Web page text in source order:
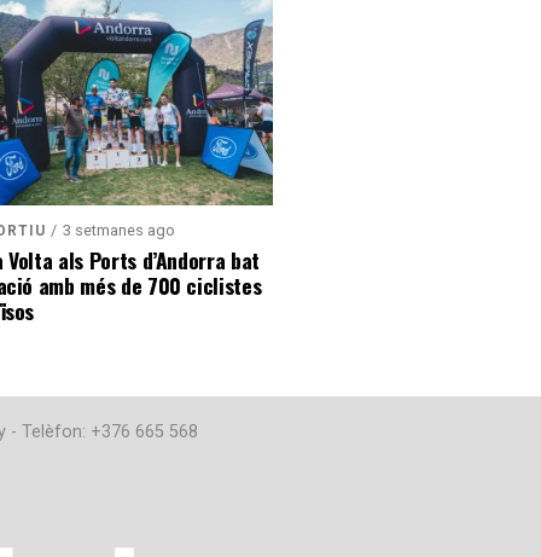
3 setmanes ago
Volta als Ports d’Andorra bat
amb més de 700 ciclistes
- Telèfon: +376 665 568